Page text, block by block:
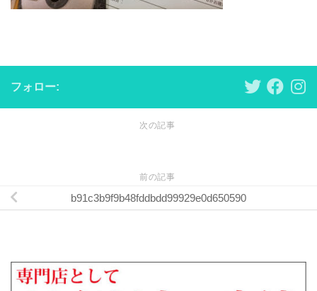
フォロー:
次の記事
前の記事
b91c3b9f9b48fddbdd99929e0d650590